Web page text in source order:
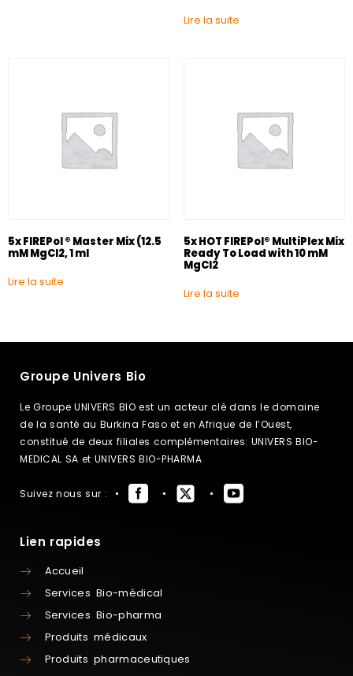
Lire la suite
5x FIREPol ® Master Mix (12.5
mM MgCl2, 1 ml
Lire la suite
5x HOT FIREPol® MultiPlex Mix
Ready To Load with 10 mM
MgCl2
Lire la suite
Groupe Univers Bio
Le Groupe UNIVERS BIO est un acteur clé dans le domaine
de la santé au Burkina Faso et en Afrique de l’Ouest,
constitué de deux filiales complémentaires: UNIVERS BIO-
MEDICAL SA et UNIVERS BIO-PHARMA
Suivez nous sur :
Lien rapides
Accueil
Services Bio-médical
Services Bio-pharma
Produits médicaux
Produits pharmaceutiques